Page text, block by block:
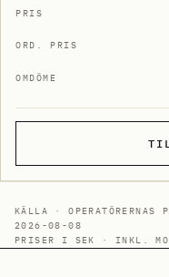
KÄLLA · OPERATÖRERNAS
2026-08-08
PRISER I SEK · INKL.